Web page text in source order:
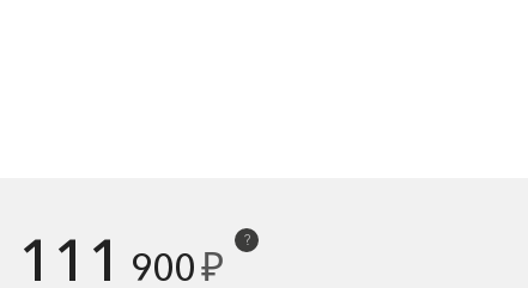
111 900₽
?